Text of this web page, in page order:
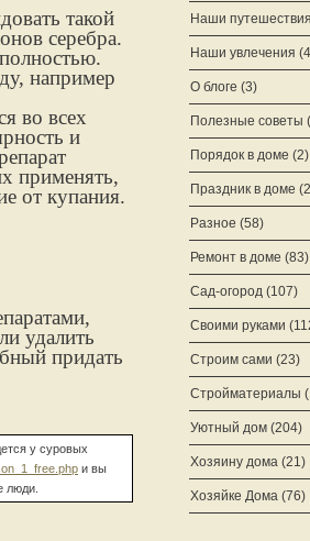
такой
серебра.
например
во всех
и
применять,
от купания.
удалить
придать
у суровых
и вы
люди.
Наши путешествия
Наши увлечения
О блоге (3)
Полезные советы
Порядок в доме (2)
Праздник в доме
Разное (58)
Ремонт в доме (83)
Сад-огород (107)
Своими руками
Строим сами (23)
Стройматериалы
Уютный дом (204)
Хозяину дома (21)
Хозяйке Дома (76)